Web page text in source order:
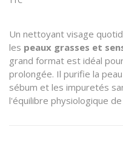
Un nettoyant visage
les peaux grasses et
grand format est idéal
prolongée. Il purifie la
sébum et les impuretés
l'équilibre physiologique de